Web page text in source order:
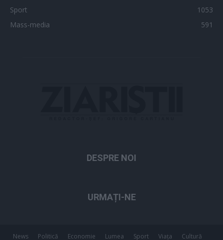
Sport
1053
Mass-media
591
DESPRE NOI
URMAȚI-NE
News Politică Economie Lumea Sport Viața Cultură